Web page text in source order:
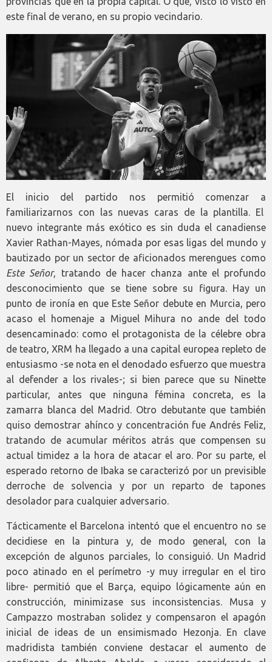
este final de verano, en su propio vecindario.
El inicio del partido nos permitió comenzar a
familiarizarnos con las nuevas caras de la plantilla. El
nuevo integrante más exótico es sin duda el canadiense
Xavier Rathan-Mayes, nómada por esas ligas del mundo y
bautizado por un sector de aficionados merengues como
Este Señor, tratando de hacer chanza ante el profundo
desconocimiento que se tiene sobre su figura. Hay un
punto de ironía en que Este Señor debute en Murcia, pero
acaso el homenaje a Miguel Mihura no ande del todo
desencaminado: como el protagonista de la célebre obra
de teatro, XRM ha llegado a una capital europea repleto de
entusiasmo -se nota en el denodado esfuerzo que muestra
al defender a los rivales-; si bien parece que su Ninette
particular, antes que ninguna fémina concreta, es la
zamarra blanca del Madrid. Otro debutante que también
quiso demostrar ahínco y concentración fue Andrés Feliz,
tratando de acumular méritos atrás que compensen su
actual timidez a la hora de atacar el aro. Por su parte, el
esperado retorno de Ibaka se caracterizó por un previsible
derroche de solvencia y por un reparto de tapones
desolador para cualquier adversario.
Tácticamente el Barcelona intentó que el encuentro no se
decidiese en la pintura y, de modo general, con la
excepción de algunos parciales, lo consiguió. Un Madrid
poco atinado en el perímetro -y muy irregular en el tiro
libre- permitió que el Barça, equipo lógicamente aún en
construcción, minimizase sus inconsistencias. Musa y
Campazzo mostraban solidez y compensaron el apagón
inicial de ideas de un ensimismado Hezonja. En clave
madridista también conviene destacar el aumento de